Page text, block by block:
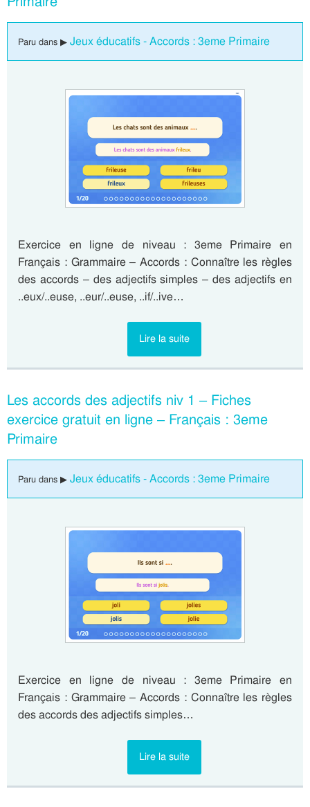
Paru dans ▶ Jeux éducatifs - Accords : 3eme Primaire
Exercice en ligne de niveau : 3eme Primaire en
Français : Grammaire – Accords : Connaître les règles
des accords – des adjectifs simples – des adjectifs en
..eux/..euse, ..eur/..euse, ..if/..ive…
Lire la suite
Les accords des adjectifs niv 1 – Fiches
exercice gratuit en ligne – Français : 3eme
Primaire
Paru dans ▶ Jeux éducatifs - Accords : 3eme Primaire
Exercice en ligne de niveau : 3eme Primaire en
Français : Grammaire – Accords : Connaître les règles
des accords des adjectifs simples…
Lire la suite